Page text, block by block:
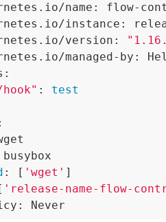
name: flow-
instance:
version:
managed-by:
: test
: [ 'wget' ]
'release-name-flow-
Never